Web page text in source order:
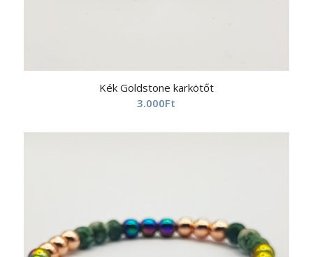
Kék Goldstone karkötőt
3.000Ft